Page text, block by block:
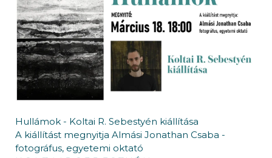
Hullámok - Koltai R. Sebestyén kiállítása
A kiállítást megnyitja Almási Jonathan Csaba -
fotográfus, egyetemi oktató